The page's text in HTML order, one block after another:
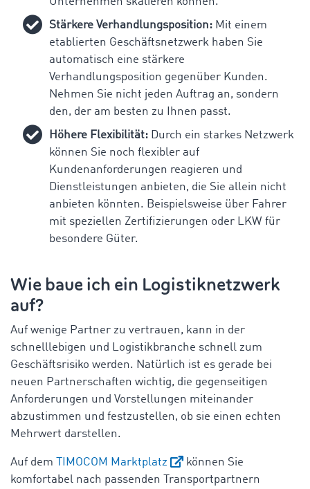
Stärkere Verhandlungsposition: Mit einem
etablierten Geschäftsnetzwerk haben Sie
automatisch eine stärkere
Verhandlungsposition gegenüber Kunden.
Nehmen Sie nicht jeden Auftrag an, sondern
den, der am besten zu Ihnen passt.
Höhere Flexibilität: Durch ein starkes Netzwerk
können Sie noch flexibler auf
Kundenanforderungen reagieren und
Dienstleistungen anbieten, die Sie allein nicht
anbieten könnten. Beispielsweise über Fahrer
mit speziellen Zertifizierungen oder LKW für
besondere Güter.
Wie baue ich ein Logistiknetzwerk
auf?
Auf wenige Partner zu vertrauen, kann in der
schnelllebigen und Logistikbranche schnell zum
Geschäftsrisiko werden. Natürlich ist es gerade bei
neuen Partnerschaften wichtig, die gegenseitigen
Anforderungen und Vorstellungen miteinander
abzustimmen und festzustellen, ob sie einen echten
Mehrwert darstellen.
Auf dem TIMOCOM Marktplatz
können Sie
komfortabel nach passenden Transportpartnern